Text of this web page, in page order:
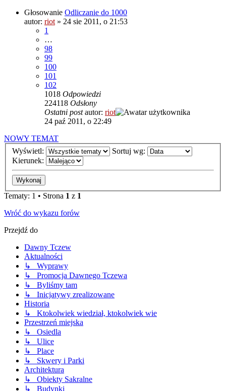
Głosowanie Odliczanie do 1000
autor: riot » 24 sie 2011, o 21:53
1
…
98
99
100
101
102
1018 Odpowiedzi
224118 Odsłony
Ostatni postautor: riot
24 paź 2011, o 22:49
NOWY TEMAT
Wyświetl:
Sortuj wg:
Kierunek:
Tematy: 1 • Strona 1 z 1
Wróć do wykazu forów
Przejdź do
Dawny Tczew
Aktualności
↳ Wyprawy
↳ Promocja Dawnego Tczewa
↳ Byliśmy tam
↳ Inicjatywy zrealizowane
Historia
↳ Ktokolwiek wiedział, ktokolwiek wie
Przestrzeń miejska
↳ Osiedla
↳ Ulice
↳ Place
↳ Skwery i Parki
Architektura
↳ Obiekty Sakralne
↳ Budynki